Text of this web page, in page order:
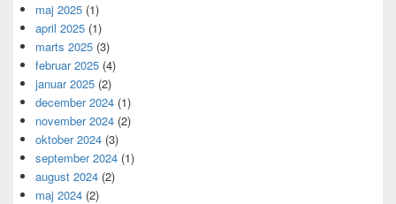
maj 2025 (1)
april 2025 (1)
marts 2025 (3)
februar 2025 (4)
januar 2025 (2)
december 2024 (1)
november 2024 (2)
oktober 2024 (3)
september 2024 (1)
august 2024 (2)
maj 2024 (2)